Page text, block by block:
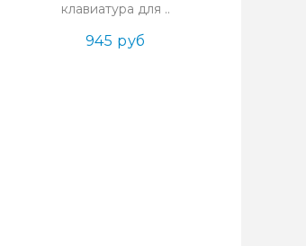
клавиатура для ..
945 руб